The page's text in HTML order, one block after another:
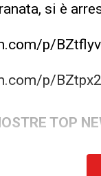
si è
p/
p/
TOP